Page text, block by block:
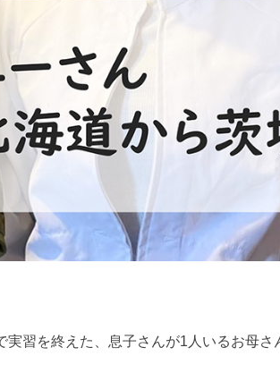
習を終えた、息子さんが1人いるお母さ